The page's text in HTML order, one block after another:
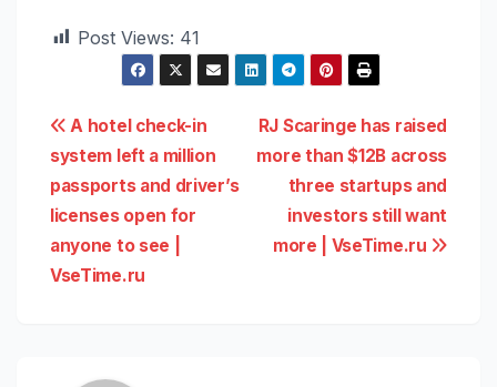
Post Views: 41
Навигация
по
записям
RJ Scaringe has raised
more than $12B across
three startups and
investors still want
more | VseTime.ru
A hotel check-in
system left a million
passports and driver’s
licenses open for
anyone to see |
VseTime.ru